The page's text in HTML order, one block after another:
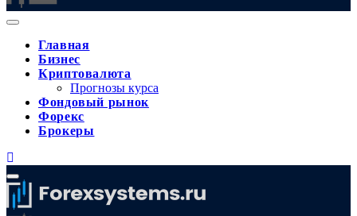
Главная
Бизнес
Криптовалюта
Прогнозы курса
Фондовый рынок
Форекс
Брокеры